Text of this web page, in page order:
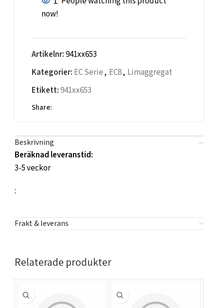
now!
Artikelnr:941xx653
Kategorier: EC Serie, EC8, Limaggregat
Etikett:941xx653
Share:
Beskrivning
Beräknad leveranstid:
3-5 veckor
:
Frakt & leverans
Relaterade produkter